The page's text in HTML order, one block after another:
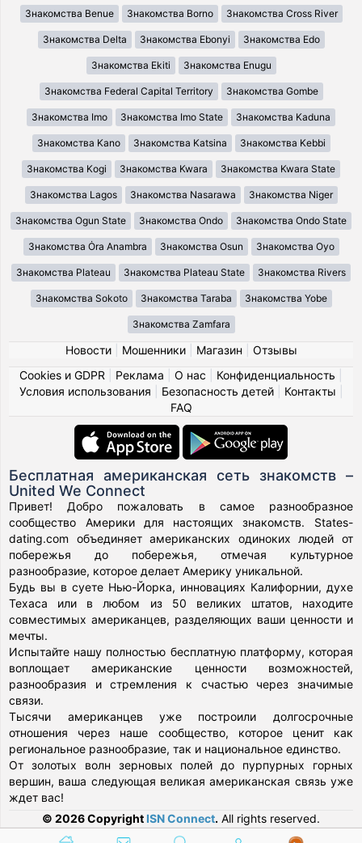
Знакомства Benue Знакомства Borno Знакомства Cross River
Знакомства Delta Знакомства Ebonyi Знакомства Edo
Знакомства Ekiti Знакомства Enugu
Знакомства Federal Capital Territory Знакомства Gombe
Знакомства Imo Знакомства Imo State Знакомства Kaduna
Знакомства Kano Знакомства Katsina Знакомства Kebbi
Знакомства Kogi Знакомства Kwara Знакомства Kwara State
Знакомства Lagos Знакомства Nasarawa Знакомства Niger
Знакомства Ogun State Знакомства Ondo Знакомства Ondo State
Знакомства Ȯra Anambra Знакомства Osun Знакомства Oyo
Знакомства Plateau Знакомства Plateau State Знакомства Rivers
Знакомства Sokoto Знакомства Taraba Знакомства Yobe
Знакомства Zamfara
Новости| Мошенники| Магазин
Отзывы
Cookies и GDPR
Реклама О нас Конфиденциальность
Условия использования
Безопасность детей| Контакты
FAQ
Бесплатная американская сеть знакомств –
United We Connect
Привет! Добро пожаловать в самое разнообразное
сообщество Америки для настоящих знакомств. States-
dating.com объединяет американских одиноких людей от
побережья до побережья, отмечая культурное
разнообразие, которое делает Америку уникальной.
Будь вы в суете Нью-Йорка, инновациях Калифорнии, духе
Техаса или в любом из 50 великих штатов, находите
совместимых американцев, разделяющих ваши ценности и
мечты.
Испытайте нашу полностью бесплатную платформу, которая
воплощает американские ценности возможностей,
разнообразия и стремления к счастью через значимые
связи.
Тысячи американцев уже построили долгосрочные
отношения через наше сообщество, которое ценит как
региональное разнообразие, так и национальное единство.
От золотых волн зерновых полей до пурпурных горных
вершин, ваша следующая великая американская связь уже
ждет вас!
© 2026 Copyright ISN Connect. All rights reserved.